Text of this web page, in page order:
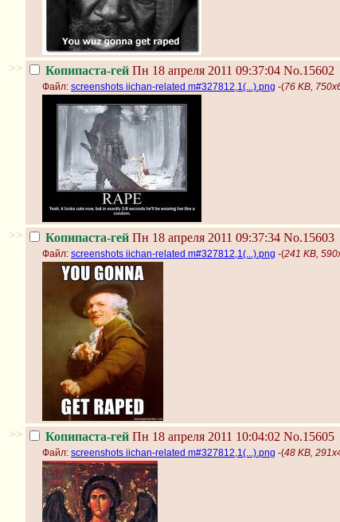
>> Копипаста-гей Пн 18 апреля 2011 09:37:04 No.15602
Файл: screenshots iichan-related m#327812,1(...).png -(76 KB,
>> Копипаста-гей Пн 18 апреля 2011 09:37:34 No.15603
Файл: screenshots iichan-related m#327812,1(...).png -(241 KB,
>> Копипаста-гей Пн 18 апреля 2011 10:04:02 No.15605
Файл: screenshots iichan-related m#327812,1(...).png -(48 KB,